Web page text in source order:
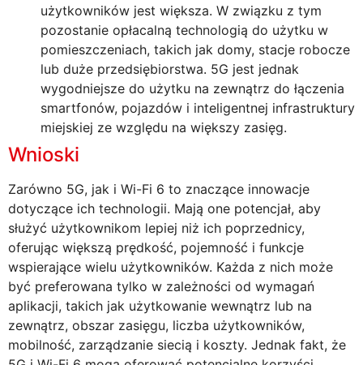
użytkowników jest większa. W związku z tym
pozostanie opłacalną technologią do użytku w
pomieszczeniach, takich jak domy, stacje robocze
lub duże przedsiębiorstwa. 5G jest jednak
wygodniejsze do użytku na zewnątrz do łączenia
smartfonów, pojazdów i inteligentnej infrastruktury
miejskiej ze względu na większy zasięg.
Wnioski
Zarówno 5G, jak i Wi-Fi 6 to znaczące innowacje
dotyczące ich technologii. Mają one potencjał, aby
służyć użytkownikom lepiej niż ich poprzednicy,
oferując większą prędkość, pojemność i funkcje
wspierające wielu użytkowników. Każda z nich może
być preferowana tylko w zależności od wymagań
aplikacji, takich jak użytkowanie wewnątrz lub na
zewnątrz, obszar zasięgu, liczba użytkowników,
mobilność, zarządzanie siecią i koszty. Jednak fakt, że